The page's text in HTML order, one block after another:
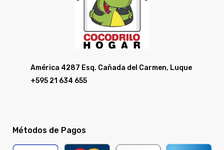
América 4287 Esq. Cañada del Carmen, Luque
+595 21 634 655
Métodos de Pagos